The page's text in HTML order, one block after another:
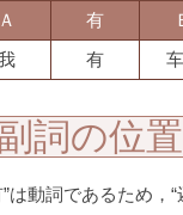
Ａ 有
有 车
詞の位置
”は動詞であるため，